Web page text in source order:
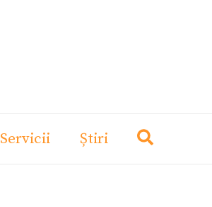
Servicii Știri